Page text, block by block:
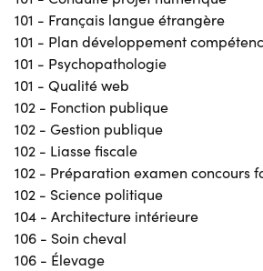
101 - Français langue étrangère
101 - Plan développement
101 - Psychopathologie
101 - Qualité web
102 - Fonction publique
102 - Gestion publique
102 - Liasse fiscale
102 - Préparation examen concours
102 - Science politique
104 - Architecture intérieure
106 - Soin cheval
106 - Élevage